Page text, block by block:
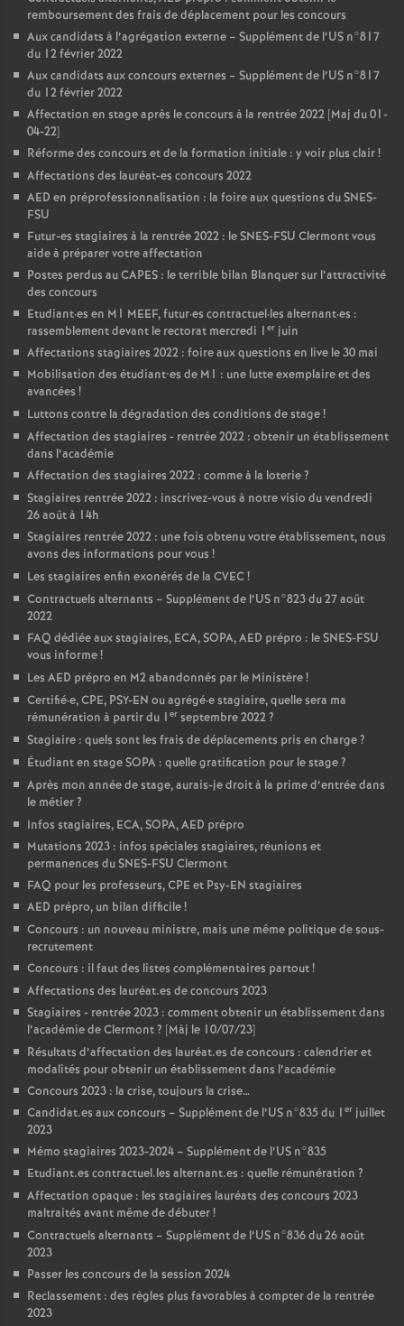
remboursement des frais de déplacement pour les concours
Aux candidats à l’agrégation externe – Supplément de l’US n°817
du 12 février 2022
Aux candidats aux concours externes – Supplément de l’US n°817
du 12 février 2022
Affectation en stage après le concours à la rentrée 2022 [Maj du 01-
04-22]
Réforme des concours et de la formation initiale : y voir plus clair!
Affectations des lauréat-es concours 2022
AED en préprofessionnalisation : la foire aux questions du SNES-
FSU
Futur-es stagiaires à la rentrée 2022 : le SNES-FSU Clermont vous
aide à préparer votre affectation
Postes perdus au CAPES : le terrible bilan Blanquer sur l’attractivité
des concours
Etudiant·es en M1 MEEF, futur·es contractuel·les alternant·es :
rassemblement devant le rectorat mercredi 1 er juin
Affectations stagiaires 2022 : foire aux questions en live le 30 mai
Mobilisation des étudiant•es de M1 : une lutte exemplaire et des
avancées !
Luttons contre la dégradation des conditions de stage!
Affectation des stagiaires - rentrée 2022 : obtenir un établissement
dans l’académie
Affectation des stagiaires 2022 : comme à la loterie?
Stagiaires rentrée 2022 : inscrivez-vous à notre visio du vendredi
26 août à 14h
Stagiaires rentrée 2022 : une fois obtenu votre établissement, nous
avons des informations pour vous !
Les stagiaires enfin exonérés de la CVEC!
Contractuels alternants – Supplément de l’US n°823 du 27 août
2022
FAQ dédiée aux stagiaires, ECA, SOPA, AED prépro : le SNES-FSU
vous informe!
Les AED prépro en M2 abandonnés par le Ministère!
Certifié·e, CPE, PSY-EN ou agrégé·e stagiaire, quelle sera ma
rémunération à partir du 1 er septembre 2022?
Stagiaire : quels sont les frais de déplacements pris en charge?
Étudiant en stage SOPA : quelle gratification pour le stage?
Après mon année de stage, aurais-je droit à la prime d’entrée dans
le métier?
Infos stagiaires, ECA, SOPA, AED prépro
Mutations 2023 : infos spéciales stagiaires, réunions et
permanences du SNES-FSU Clermont
FAQ pour les professeurs, CPE et Psy-EN stagiaires
AED prépro, un bilan difficile!
Concours : un nouveau ministre, mais une même politique de sous-
recrutement
Concours : il faut des listes complémentaires partout!
Affectations des lauréat.es de concours 2023
Stagiaires - rentrée 2023 : comment obtenir un établissement dans
l’académie de Clermont? [Màj le 10/07/23]
Résultats d’affectation des lauréat.es de concours : calendrier et
modalités pour obtenir un établissement dans l’académie
Concours 2023 : la crise, toujours la crise…
Candidat.es aux concours – Supplément de l’US n°835 du 1 er juillet
2023
Mémo stagiaires 2023-2024 – Supplément de l’US n°835
Etudiant.es contractuel.les alternant.es : quelle rémunération ?
Affectation opaque : les stagiaires lauréats des concours 2023
maltraités avant même de débuter!
Contractuels alternants – Supplément de l’US n°836 du 26 août
2023
Passer les concours de la session 2024
Reclassement : des règles plus favorables à compter de la rentrée
2023